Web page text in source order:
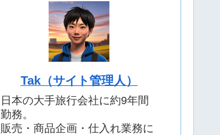
Tak（サイト管理人）
日本の大手旅行会社に約9年間
勤務。
販売・商品企画・仕入れ業務に